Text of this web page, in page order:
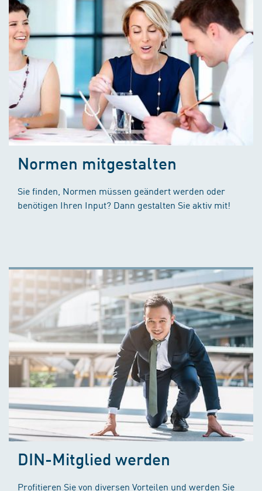
Normen mitgestalten
Sie finden, Normen müssen geändert werden oder
benötigen Ihren Input? Dann gestalten Sie aktiv mit!
DIN-Mitglied werden
Profitieren Sie von diversen Vorteilen und werden Sie